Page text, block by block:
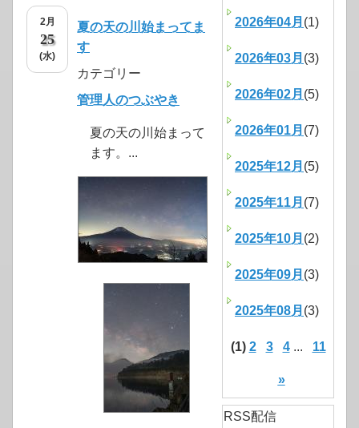
2月
25
(水)
夏の天の川始まってま
す
カテゴリー
管理人のつぶやき
夏の天の川始まって
ます。...
2026年04月 (1)
2026年03月 (3)
2026年02月 (5)
2026年01月 (7)
2025年12月 (5)
2025年11月 (7)
2025年10月 (2)
2025年09月 (3)
2025年08月 (3)
(1) 2 3 4... 11
»
RSS配信